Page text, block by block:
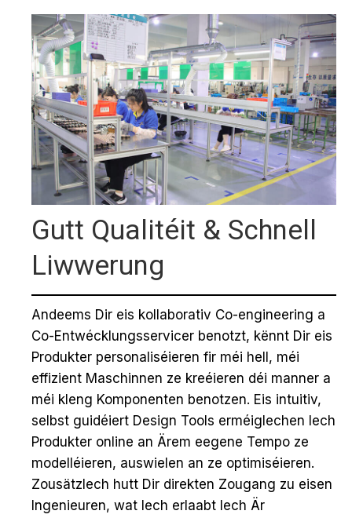
Gutt Qualitéit & Schnell
Liwwerung
Andeems Dir eis kollaborativ Co-engineering a
Co-Entwécklungsservicer benotzt, kënnt Dir eis
Produkter personaliséieren fir méi hell, méi
effizient Maschinnen ze kreéieren déi manner a
méi kleng Komponenten benotzen. Eis intuitiv,
selbst guidéiert Design Tools erméiglechen Iech
Produkter online an Ärem eegene Tempo ze
modelléieren, auswielen an ze optimiséieren.
Zousätzlech hutt Dir direkten Zougang zu eisen
Ingenieuren, wat Iech erlaabt Iech Är